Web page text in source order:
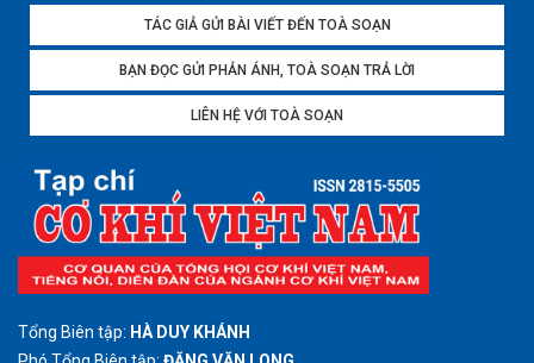
TÁC GIẢ GỬI BÀI VIẾT ĐẾN TOÀ SOẠN
BẠN ĐỌC GỬI PHẢN ÁNH, TOÀ SOẠN TRẢ LỜI
LIÊN HỆ VỚI TOÀ SOẠN
Tổng Biên tập: HÀ DUY KHÁNH